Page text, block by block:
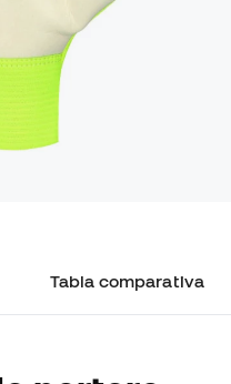
Tabla comparativa